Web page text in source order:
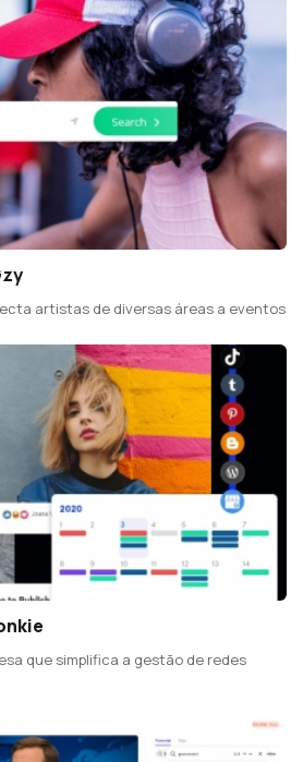
artistas de diversas áreas a eventos
que simplifica a gestão de redes